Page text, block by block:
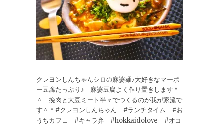
クレヨンしんちゃんシロの麻婆麺♪大好きなマーボ
ー豆腐たっぷり♪ 麻婆豆腐よく作り置きします＾
＾ 挽肉と大豆ミート半々でつくるのが我が家流で
す＾＾#クレヨンしんちゃん #ランチタイム #お
うちカフェ #キャラ弁 #hokkaidolove #オコ